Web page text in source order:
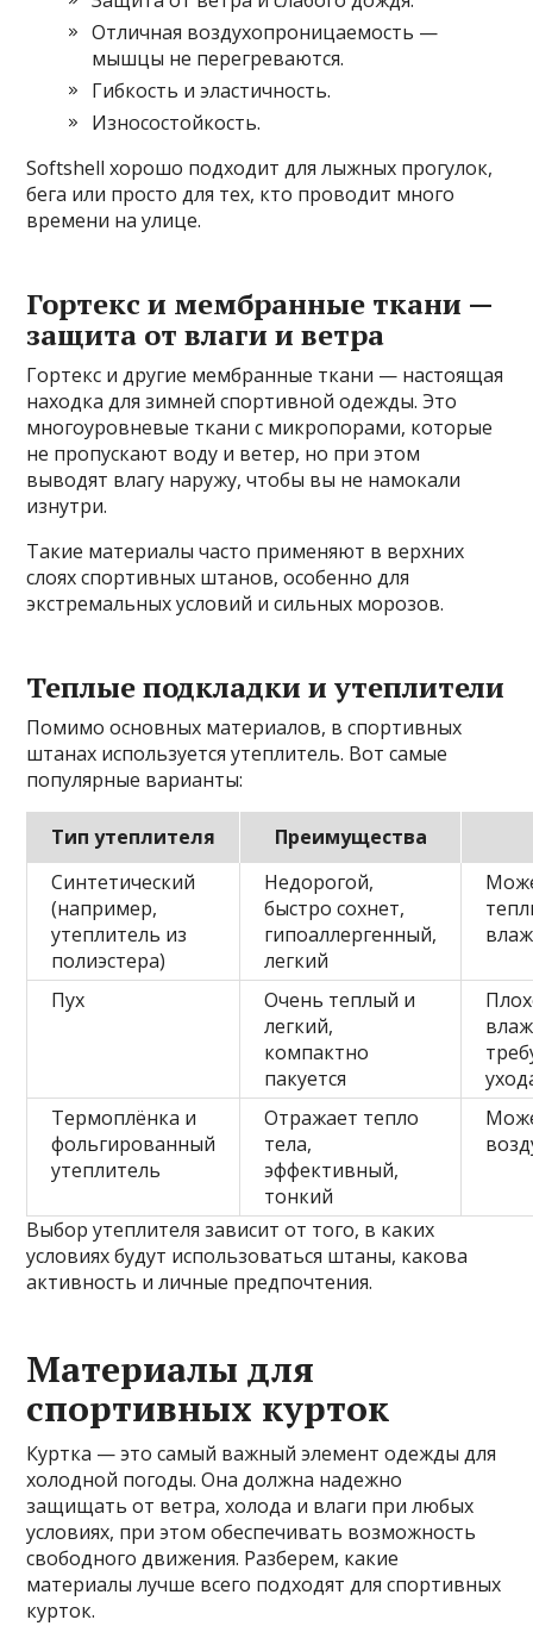
Отличная воздухопроницаемость —
мышцы не перегреваются.
Гибкость и эластичность.
Износостойкость.
Softshell хорошо подходит для лыжных прогулок,
бега или просто для тех, кто проводит много
времени на улице.
Гортекс и мембранные ткани —
защита от влаги и ветра
Гортекс и другие мембранные ткани — настоящая
находка для зимней спортивной одежды. Это
многоуровневые ткани с микропорами, которые
не пропускают воду и ветер, но при этом
выводят влагу наружу, чтобы вы не намокали
изнутри.
Такие материалы часто применяют в верхних
слоях спортивных штанов, особенно для
экстремальных условий и сильных морозов.
Теплые подкладки и утеплители
Помимо основных материалов, в спортивных
штанах используется утеплитель. Вот самые
популярные варианты:
Тип утеплителя
Преимущества
Синтетический
(например,
утеплитель из
полиэстера)
Недорогой,
быстро сохнет,
гипоаллергенный,
легкий
Пух
Очень теплый и
легкий,
компактно
пакуется
Термоплёнка и
фольгированный
утеплитель
Отражает тепло
тела,
эффективный,
тонкий
Выбор утеплителя зависит от того, в каких
условиях будут использоваться штаны, какова
активность и личные предпочтения.
Материалы для
спортивных курток
Куртка — это самый важный элемент одежды для
холодной погоды. Она должна надежно
защищать от ветра, холода и влаги при любых
условиях, при этом обеспечивать возможность
свободного движения. Разберем, какие
материалы лучше всего подходят для спортивных
курток.